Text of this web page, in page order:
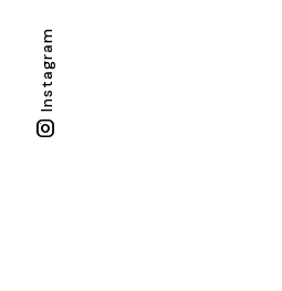
Instagram